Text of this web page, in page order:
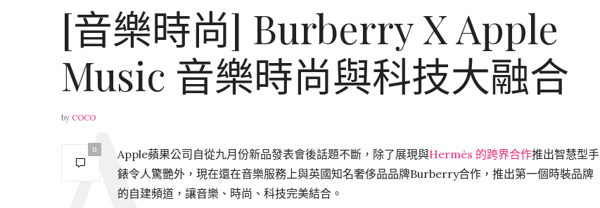
[音樂時尚] Burberry X Apple
Music 音樂時尚與科技大融合
by COCO
0 Apple蘋果公司自從九月份新品發表會後話題不斷，除了展現與Hermès 的跨界合作推出智慧型手
錶令人驚艷外，現在還在音樂服務上與英國知名奢侈品品牌Burberry合作，推出第一個時裝品牌
的自建頻道，讓音樂、時尚、科技完美結合。